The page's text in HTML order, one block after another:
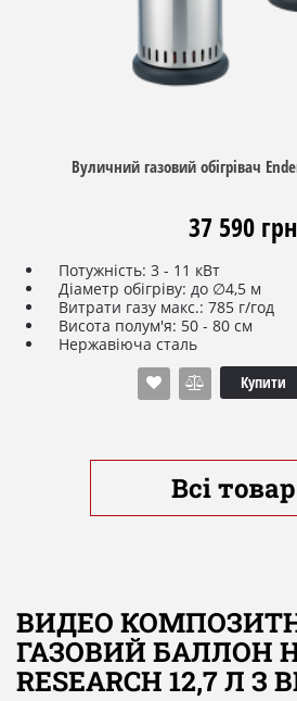
Вуличний газовий обігрівач
37 590 грн
Потужність: 3 - 11 кВт
Діаметр обігріву: до ∅4,5 м
Витрати газу макс.: 785 г/год
Висота полум'я: 50 - 80 см
Нержавіюча сталь
Комплект коліс
Редуктор 50 мбар
Час роботи: 50 - 14 год від
Габарити, см: ∅52 х В187/В118
Купити
Всі
ВИДЕО
ГАЗОВИЙ БАЛЛОН
RESEARCH 12,7 Л З